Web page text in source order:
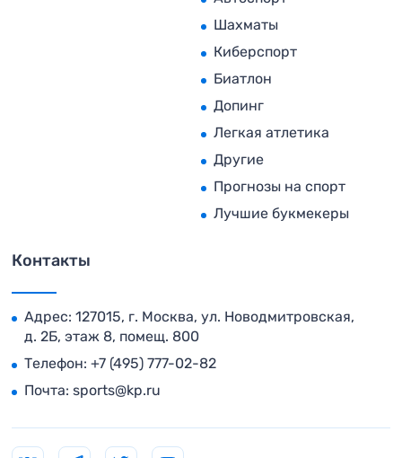
Шахматы
Киберспорт
Биатлон
Допинг
Легкая атлетика
Другие
Прогнозы на спорт
Лучшие букмекеры
Контакты
Адрес: 127015, г. Москва, ул. Новодмитровская,
д. 2Б, этаж 8, помещ. 800
Телефон: +7 (495) 777-02-82
Почта: sports@kp.ru